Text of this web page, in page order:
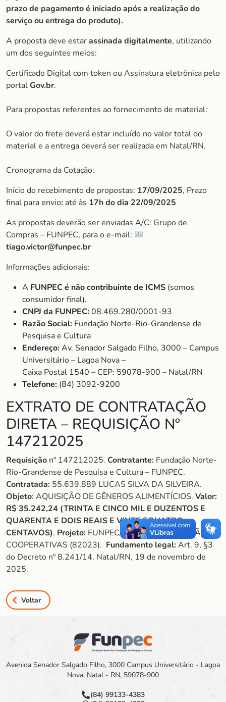
prazo de pagamento é iniciado após a realização do
serviço ou entrega do produto).
A proposta deve estarassinada digitalmente, utilizando
um dos seguintes meios:
Certificado Digital com token ou Assinatura eletrônica pelo
portalGov.br.
Para propostas referentes ao fornecimento de material:
O valor do frete deverá estar incluído no valor total do
material e a entrega deverá ser realizada em Natal/RN.
Cronograma da Cotação:
Início do recebimento de propostas: 17/09/2025, Prazo
final para envio: até às 17h do dia 22/09/2025
As propostas deverão ser enviadas A/C: Grupo de
Compras – FUNPEC, para o e-mail:
tiago.victor@funpec.br
Informações adicionais:
A FUNPEC é não contribuinte de ICMS (somos
consumidor final).
CNPJ da FUNPEC:08.469.280/0001-93
Razão Social: Fundação Norte-Rio-Grandense de
Pesquisa e Cultura
Endereço:Av. Senador Salgado Filho, 3000 – Campus
Universitário – Lagoa Nova –
Caixa Postal 1540 – CEP: 59078-900 – Natal/RN
Telefone: (84) 3092-9200
EXTRATO DE CONTRATAÇÃO
DIRETA – REQUISIÇÃO Nº
147212025
Requisição nº 147212025. Contratante: Fundação Norte-
Rio-Grandense de Pesquisa e Cultura – FUNPEC.
Contratada: 55.639.889 LUCAS SILVA DA SILVEIRA.
Objeto: AQUISIÇÃO DE GÊNEROS ALIMENTÍCIOS. Valor:
R$ 35.242,24 (TRINTA E CINCO MIL E DUZENTOS E
QUARENTA E DOIS REAIS E VINTE EQUATRO
CENTAVOS). Projeto: FUNPEC/UFRN/INCRA/GESTÃO DE
COOPERATIVAS (82023). Fundamento legal:Art. 9, §3
do Decreto nº 8.241/14. Natal/RN, 19 de novembro de
2025.
Voltar
Avenida Senador Salgado Filho, 3000 Campus Universitário - Lagoa
Nova, Natal - RN, 59078-900
(84) 99133-4383